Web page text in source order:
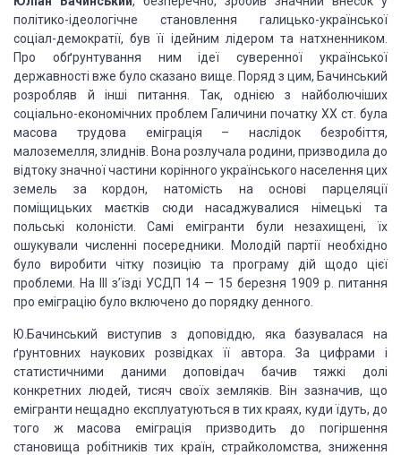
політико-ідеологічне становлення галицько-української
соціал-демократії, був її ідейним лідером та натхненником.
Про обґрунтування ним ідеї суверенної української
державності вже було сказано вище. Поряд з цим, Бачинський
розробляв й інші питання. Так, однією з найболючіших
соціально-економічних проблем Галичини початку XX ст. була
масова трудова еміграція – наслідок безробіття,
малоземелля, злиднів. Вона розлучала родини, призводила до
відтоку значної частини корінного українського населення цих
земель за кордон, натомість на основі парцеляції
поміщицьких маєтків сюди насаджувалися німецькі та
польські колоністи. Самі емігранти були незахищені, їх
ошукували численні посередники. Молодій партії необхідно
було виробити чітку позицію та програму дій щодо цієї
проблеми. На III з’їзді УСДП 14 — 15 березня 1909 р. питання
про еміграцію було включено до порядку денного.
Ю.Бачинський виступив з доповіддю, яка базувалася на
ґрунтовних наукових розвідках її автора. За цифрами і
статистичними даними доповідач бачив тяжкі долі
конкретних людей, тисяч своїх земляків. Він зазначив, що
емігранти нещадно експлуатуються в тих краях, куди їдуть, до
того ж масова еміграція призводить до погіршення
становища робітників тих країн, страйколомства, зниження